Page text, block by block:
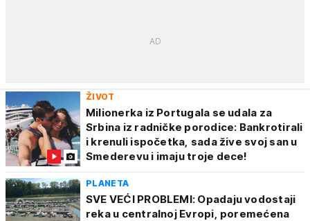
ŽIVOT
Milionerka iz Portugala se udala za
Srbina iz radničke porodice: Bankrotirali
i krenuli ispočetka, sada žive svoj san u
Smederevu i imaju troje dece!
PLANETA
SVE VEĆI PROBLEMI: Opadaju vodostaji
reka u centralnoj Evropi, poremećena